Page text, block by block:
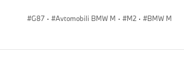
G87 · Avtomobili BMW M · M2 · BMW M